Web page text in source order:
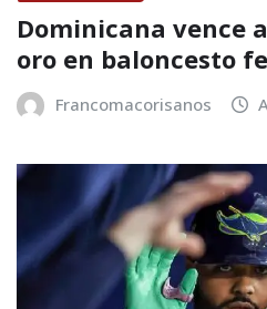
Dominicana vence
oro en baloncesto
Francomacorisanos